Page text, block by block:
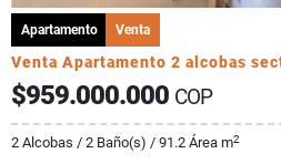
Apartamento Venta
Venta Apartamento 2 alcobas
$959.000.000 COP
2 Alcobas / 2 Baño(s) / 91.2 Área m2